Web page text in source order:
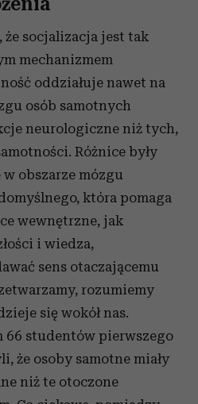
socjalizacja jest tak
mechanizmem
oddziałuje nawet na
osób samotnych
neurologiczne niż tych,
Różnice były
obszarze mózgu
która pomaga
wewnętrzne, jak
i wiedza,
sens otaczającemu
rozumiemy
się wokół nas.
66 studentów pierwszego
że osoby samotne miały
niż te otoczone